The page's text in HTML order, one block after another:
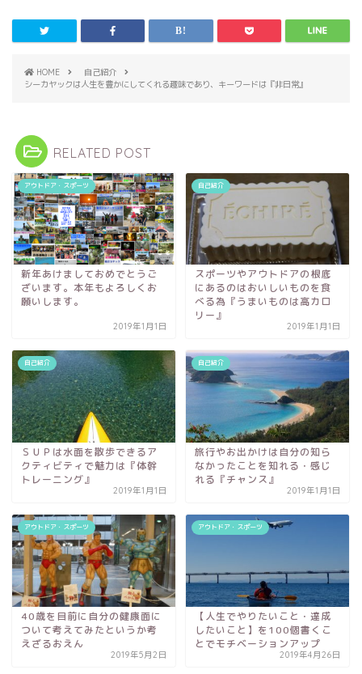
HOME
自己紹介
シーカヤックは人生を豊かにしてくれる趣味であり、キーワードは『非日常』
RELATED POST
アウトドア・スポーツ
新年あけましておめでとうご
ざいます。本年もよろしくお
願いします。
2019年1月1日
自己紹介
スポーツやアウトドアの根底
にあるのはおいしいものを食
べる為『うまいものは高カロ
リー』
2019年1月1日
自己紹介
ＳＵＰは水面を散歩できるア
クティビティで魅力は『体幹
トレーニング』
2019年1月1日
自己紹介
旅行やお出かけは自分の知ら
なかったことを知れる・感じ
れる『チャンス』
2019年1月1日
アウトドア・スポーツ
40歳を目前に自分の健康面に
ついて考えてみたというか考
えざるおえん
2019年5月2日
アウトドア・スポーツ
【人生でやりたいこと・達成
したいこと】を100個書くこ
とでモチベーションアップ
2019年4月26日